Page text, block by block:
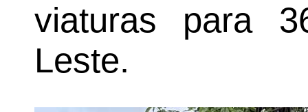
viaturas para
Leste.